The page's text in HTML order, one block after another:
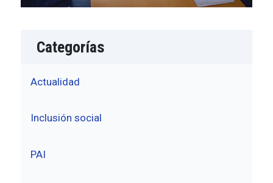
Categorías
Actualidad
Inclusión social
PAI